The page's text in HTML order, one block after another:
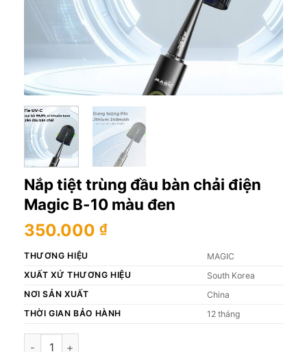
Nắp tiệt trùng đầu bàn chải điện
Magic B-10 màu đen
350.000 ₫
THƯƠNG HIỆU
MAGIC
XUẤT XỨ THƯƠNG HIỆU
South Korea
NƠI SẢN XUẤT
China
THỜI GIAN BẢO HÀNH
12 tháng
Nắp tiệt trùng đầu bàn chải điện Magic B-10 màu đen số